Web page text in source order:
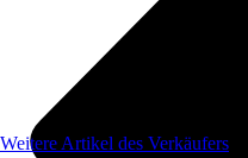
Weitere Artikel des Verkäufers